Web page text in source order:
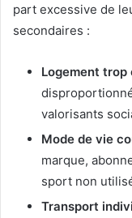
part excessive de
secondaires :
Logement trop
valorisants
Mode de vie
marque,
sport non
Transport